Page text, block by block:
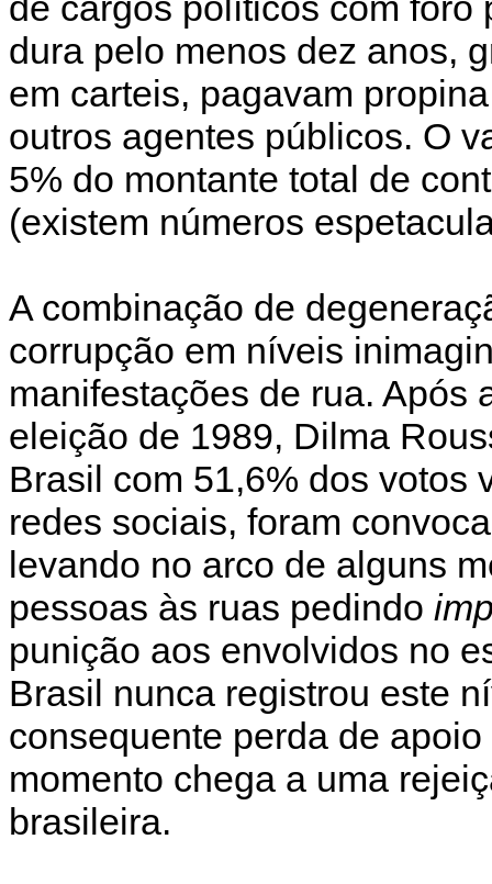
dura pelo menos dez anos,
em carteis, pagavam
outros agentes públicos. O
5% do montante total de
(existem números
A combinação de
corrupção em níveis
manifestações de rua. Após
eleição de 1989, Dilma
Brasil com 51,6% dos votos
redes sociais, foram
levando no arco de alguns
pessoas às ruas pedindo
punição aos envolvidos no
Brasil nunca registrou este
consequente perda de
momento chega a uma
brasileira.